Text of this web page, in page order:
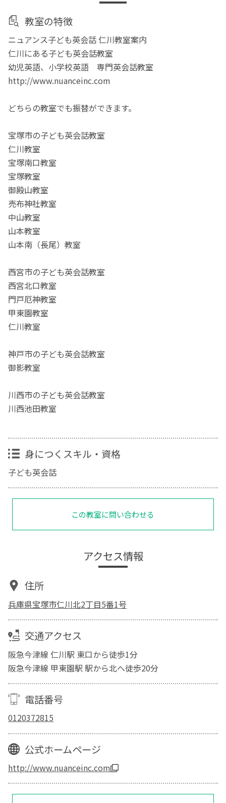
教室の特徴
ニュアンス子ども英会話 仁川教室案内
仁川にある子ども英会話教室
幼児英語、小学校英語 専門英会話教室
http://www.nuanceinc.com
​どちらの教室でも振替ができます。
宝塚市の子ども英会話教室
仁川教室
宝塚南口教室
宝塚教室
御殿山教室
売布神社教室
中山教室
山本教室
山本南（長尾）教室
西宮市の子ども英会話教室
西宮北口教室
門戸厄神教室
甲東園教室
仁川教室
神戸市の子ども英会話教室
御影教室
川西市の子ども英会話教室
川西池田教室
身につくスキル・資格
子ども英会話
この教室に問い合わせる
アクセス情報
住所
兵庫県宝塚市仁川北2丁目5番1号
交通アクセス
阪急今津線 仁川駅 東口から徒歩1分
阪急今津線 甲東園駅 駅から北へ徒歩20分
電話番号
0120372815
公式ホームページ
http://www.nuanceinc.com